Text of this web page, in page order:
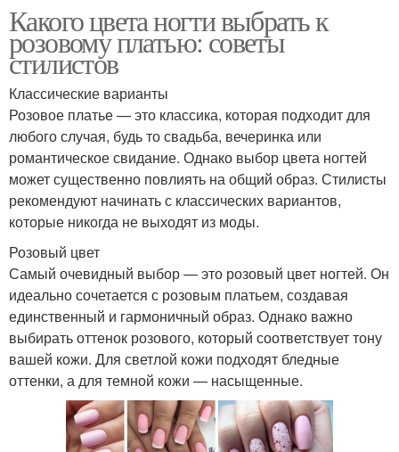
Какого цвета ногти выбрать к
розовому платью: советы
стилистов
Классические варианты
Розовое платье — это классика, которая подходит для
любого случая, будь то свадьба, вечеринка или
романтическое свидание. Однако выбор цвета ногтей
может существенно повлиять на общий образ. Стилисты
рекомендуют начинать с классических вариантов,
которые никогда не выходят из моды.
Розовый цвет
Самый очевидный выбор — это розовый цвет ногтей. Он
идеально сочетается с розовым платьем, создавая
единственный и гармоничный образ. Однако важно
выбирать оттенок розового, который соответствует тону
вашей кожи. Для светлой кожи подходят бледные
оттенки, а для темной кожи — насыщенные.